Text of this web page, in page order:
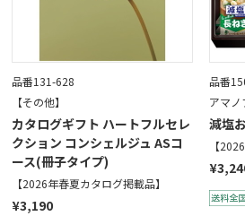
品番131-628
【その他】
カタログギフト ハートフルセレ
クション コンシェルジュ ASコ
ース(冊子タイプ)
【2026年春夏カタログ掲載品】
¥3,190
品番
アマノ
減塩
【